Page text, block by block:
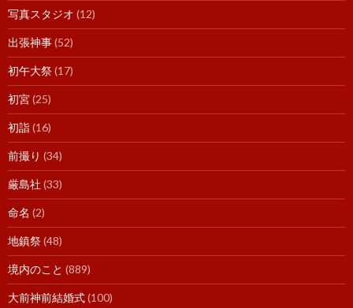
写真スタジオ (12)
出張神事(52)
初午大祭(17)
初宮(25)
初詣(16)
前撮り (34)
厳島社 (33)
命名 (2)
地鎮祭(48)
境内のこと (889)
大前神前結婚式(100)